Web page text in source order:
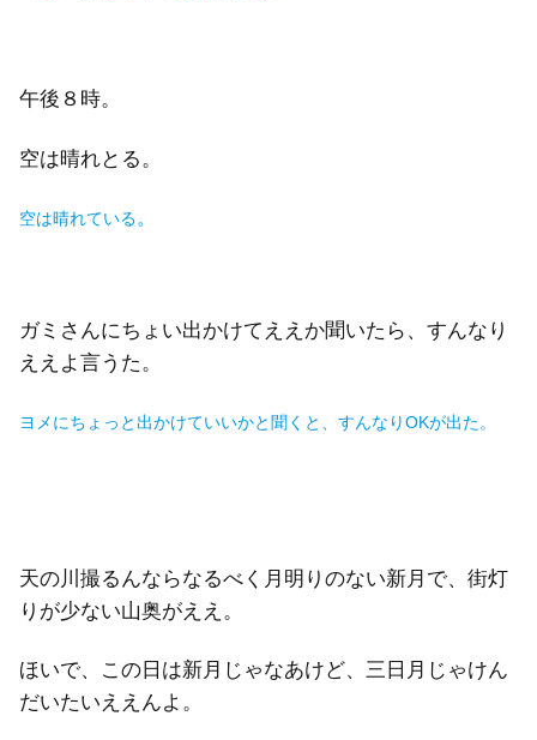
午後８時。
空は晴れとる。
空は晴れている。
ガミさんにちょい出かけてええか聞いたら、すんなり
ええよ言うた。
ヨメにちょっと出かけていいかと聞くと、すんなりOKが出た。
天の川撮るんならなるべく月明りのない新月で、街灯
りが少ない山奥がええ。
ほいで、この日は新月じゃなあけど、三日月じゃけん
だいたいええんよ。